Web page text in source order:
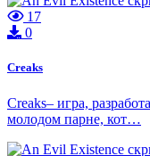
17
0
Creaks
Creaks– игра,
молодом парне, кот…